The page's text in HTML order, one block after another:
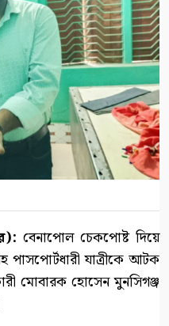
বেনাপোল চেকপোষ্ট দিয়ে
পাসপোর্টধারী যাত্রীকে আটক
মোবারক হোসেন মুনসিগঞ্জ